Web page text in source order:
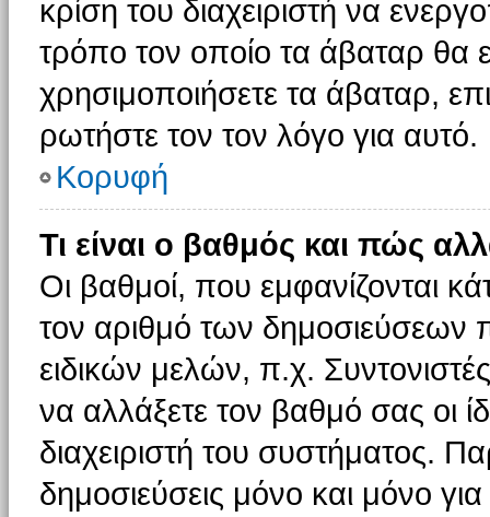
κρίση του διαχειριστή να
τρόπο τον οποίο τα άβαταρ θα
χρησιμοποιήσετε τα άβαταρ,
ρωτήστε τον τον λόγο για αυτό.
Κορυφή
Τι είναι ο βαθμός και πώς
Οι βαθμοί, που εμφανίζονται
τον αριθμό των δημοσιεύσεων
ειδικών μελών, π.χ.
να αλλάξετε τον βαθμό σας οι
διαχειριστή του συστήματος.
δημοσιεύσεις μόνο και μόνο